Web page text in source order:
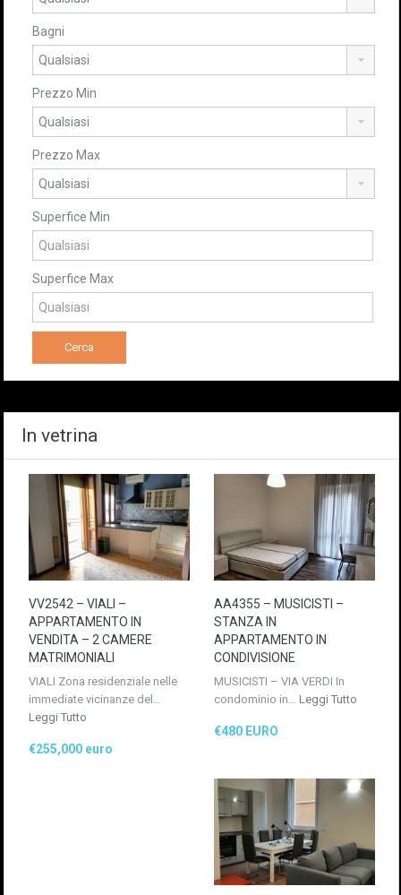
Bagni
Prezzo Min
Prezzo Max
Superfice Min
Superfice Max
In vetrina
VV2542 – VIALI –
APPARTAMENTO IN
VENDITA – 2 CAMERE
MATRIMONIALI
VIALI Zona residenziale nelle
immediate vicinanze del…
Leggi Tutto
€255,000 euro
AA4355 – MUSICISTI –
STANZA IN
APPARTAMENTO IN
CONDIVISIONE
MUSICISTI – VIA VERDI In
condominio in… Leggi Tutto
€480 EURO